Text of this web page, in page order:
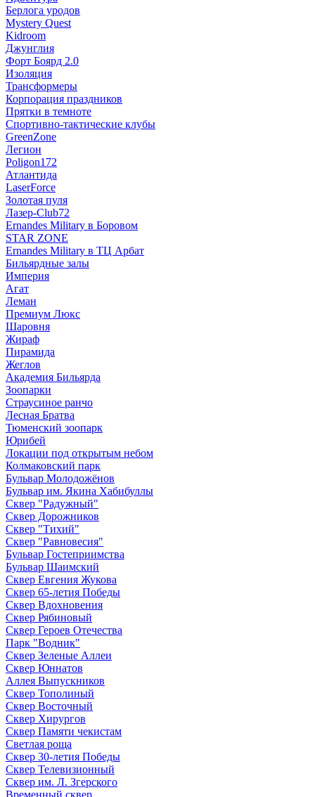
Берлога уродов
Mystery Quest
Kidroom
Джунглия
Форт Боярд 2.0
Изоляция
Трансформеры
Корпорация праздников
Прятки в темноте
Спортивно-тактические клубы
GreenZone
Легион
Poligon172
Атлантида
LaserForce
Золотая пуля
Лазер-Club72
Ernandes Military в Боровом
STAR ZONE
Ernandes Military в ТЦ Арбат
Бильярдные залы
Империя
Агат
Леман
Премиум Люкс
Шаровня
Жираф
Пирамида
Жеглов
Академия Бильярда
Зоопарки
Страусиное ранчо
Лесная Братва
Тюменский зоопарк
Юрибей
Локации под открытым небом
Колмаковский парк
Бульвар Молодожёнов
Бульвар им. Якина Хабибуллы
Сквер "Радужный"
Сквер Дорожников
Сквер "Тихий"
Cквер "Равновесия"
Бульвар Гостеприимства
Бульвар Шаимский
Сквер Евгения Жукова
Сквер 65-летия Победы
Сквер Вдохновения
Сквер Рябиновый
Сквер Героев Отечества
Парк "Водник"
Сквер Зеленые Аллеи
Сквер Юннатов
Аллея Выпускников
Сквер Тополиный
Сквер Восточный
Сквер Хирургов
Сквер Памяти чекистам
Светлая роща
Сквер 30-летия Победы
Сквер Телевизионный
Сквер им. Л. Згерского
Временный сквер